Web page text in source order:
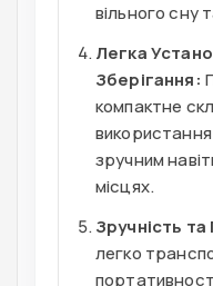
вільного сну
Легка
Зберігання:
компактне
зручним
місцях.
Зручність
легко